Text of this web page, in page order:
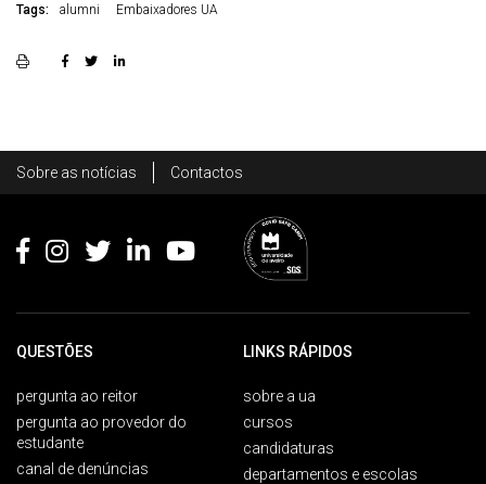
Tags: alumni Embaixadores UA
Footer
Sobre as notícias Contactos
QUESTÕES
pergunta ao reitor
pergunta ao provedor do
estudante
canal de denúncias
LINKS RÁPIDOS
sobre a ua
cursos
candidaturas
departamentos e escolas